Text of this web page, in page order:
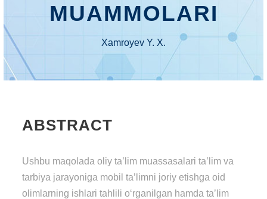
MUAMMOLARI
Xamroyev Y. X.
ABSTRACT
Ushbu maqolada oliy ta’lim muassasalari ta’lim va
tarbiya jarayoniga mobil ta’limni joriy etishga oid
olimlarning ishlari tahlili o‘rganilgan hamda ta’lim